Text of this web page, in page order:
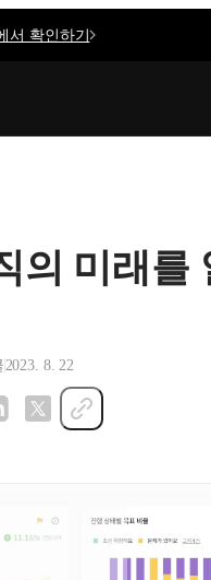
서 확인하기
의 미래를
2023. 8. 22